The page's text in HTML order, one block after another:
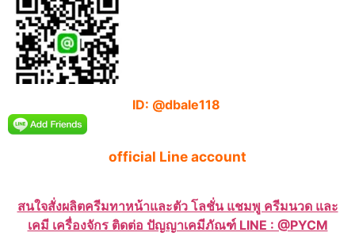
ID: @dbale118
official Line account
สนใจสั่งผลิตครีมทาหน้าและตัว โลชั่น แชมพู ครีมนวด และ
เคมี เครื่องจักร ติดต่อ ปัญญาเคมีภัณฑ์ LINE : @PYCM